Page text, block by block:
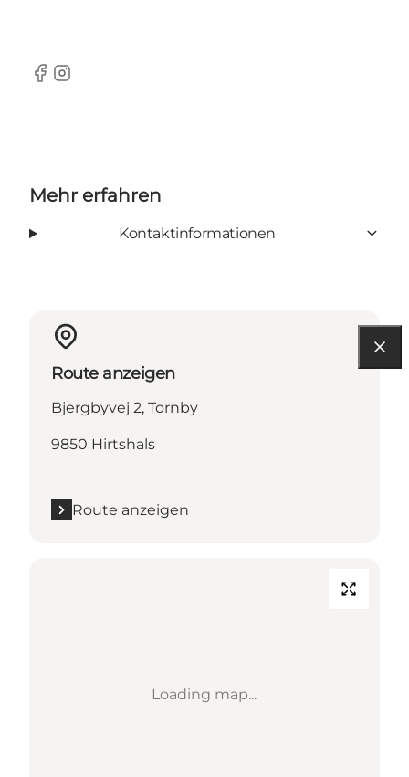
Facebook
Instagram
Mehr erfahren
Kontaktinformationen
Route anzeigen
Bjergbyvej 2, Tornby
9850 Hirtshals
Route anzeigen
Loading map...